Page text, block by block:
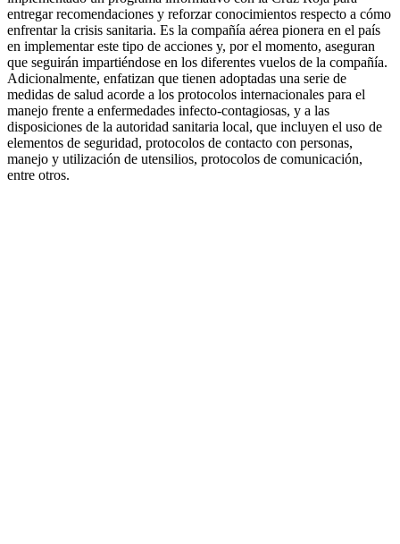
entregar recomendaciones y reforzar conocimientos respecto a cómo
enfrentar la crisis sanitaria. Es la compañía aérea pionera en el país
en implementar este tipo de acciones y, por el momento, aseguran
que seguirán impartiéndose en los diferentes vuelos de la compañía.
Adicionalmente, enfatizan que tienen adoptadas una serie de
medidas de salud acorde a los protocolos internacionales para el
manejo frente a enfermedades infecto-contagiosas, y a las
disposiciones de la autoridad sanitaria local, que incluyen el uso de
elementos de seguridad, protocolos de contacto con personas,
manejo y utilización de utensilios, protocolos de comunicación,
entre otros.